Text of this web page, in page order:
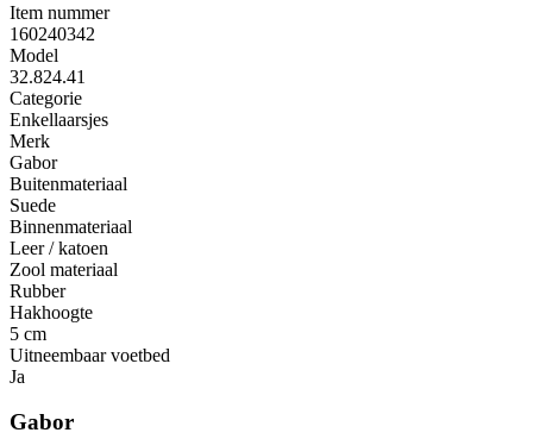
Item nummer
160240342
Model
32.824.41
Categorie
Enkellaarsjes
Merk
Gabor
Buitenmateriaal
Suede
Binnenmateriaal
Leer / katoen
Zool materiaal
Rubber
Hakhoogte
5 cm
Uitneembaar voetbed
Ja
Gabor